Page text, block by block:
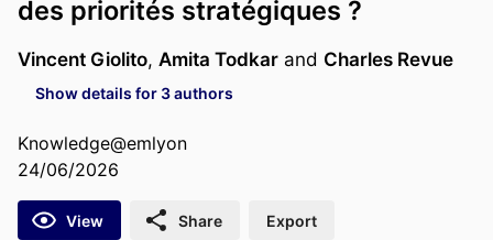
des priorités stratégiques ?
Vincent Giolito, Amita Todkar and Charles Revue
Show details for 3 authors
Knowledge@emlyon
24/06/2026
View Share Export